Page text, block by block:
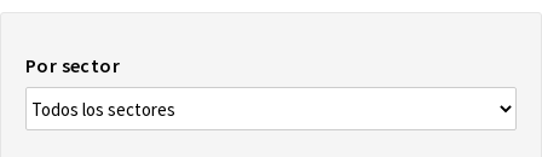
Por sector